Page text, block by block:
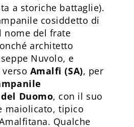
a storiche battaglie).
cosiddetto di
nome del frate
architetto
Nuvolo, e
Amalfi (SA), per
Duomo, con il suo
maiolicato, tipico
Qualche